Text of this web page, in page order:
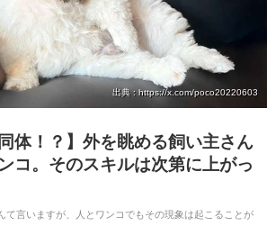
出典 : https://x.com/poco20220603
体！？】外を眺める飼い主さん
コ。そのスキルは次第に上がっ
言いますが、人とワンコでもその現象は起こることが